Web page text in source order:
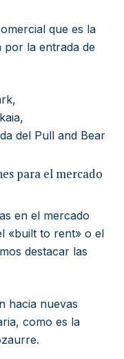
que es la
por la entrada de
del Pull and Bear
para el mercado
en el mercado
«built to rent» o el
destacar las
hacia nuevas
como es la